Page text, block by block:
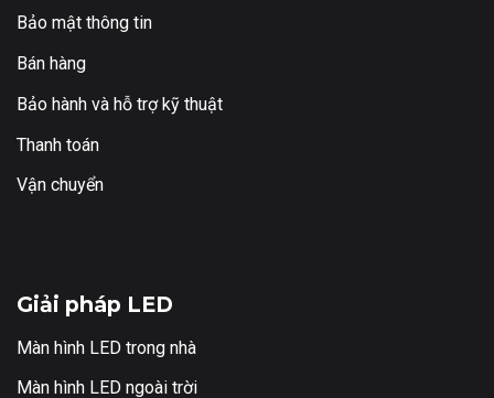
Bảo mật thông tin
Bán hàng
Bảo hành và hỗ trợ kỹ thuật
Thanh toán
Vận chuyển
Giải pháp LED
Màn hình LED trong nhà
Màn hình LED ngoài trời